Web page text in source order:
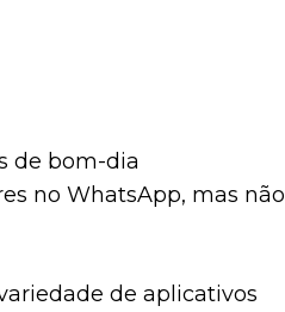
de bom-dia
no WhatsApp, mas não
de aplicativos